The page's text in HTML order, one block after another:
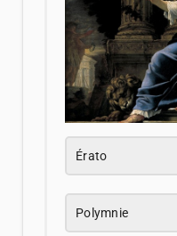
Érato
Polymnie